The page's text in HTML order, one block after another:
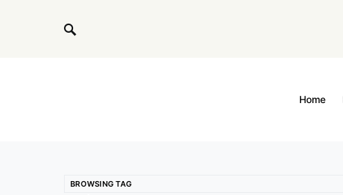
Home
BROWSING TAG